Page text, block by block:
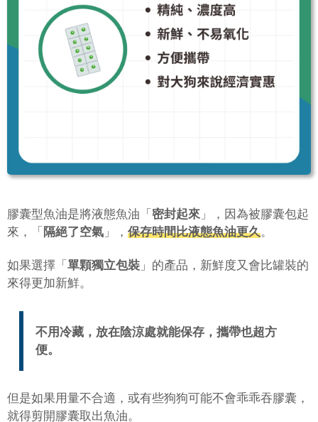
膠囊型魚油是將液態魚油「 密封起來 」，因為被膠囊包起
來，「 隔絕了空氣 」， 保存時間比液態魚油更久。
如果選擇「 單顆獨立包裝 」的產品，新鮮度又會比罐裝的
來得更加新鮮。
不用冷藏，放在陰涼處就能保存，攜帶也超方
便。
但是如果用量不合適，或有些狗狗可能不會乖乖吞膠囊，
就得剪開膠囊取出魚油。